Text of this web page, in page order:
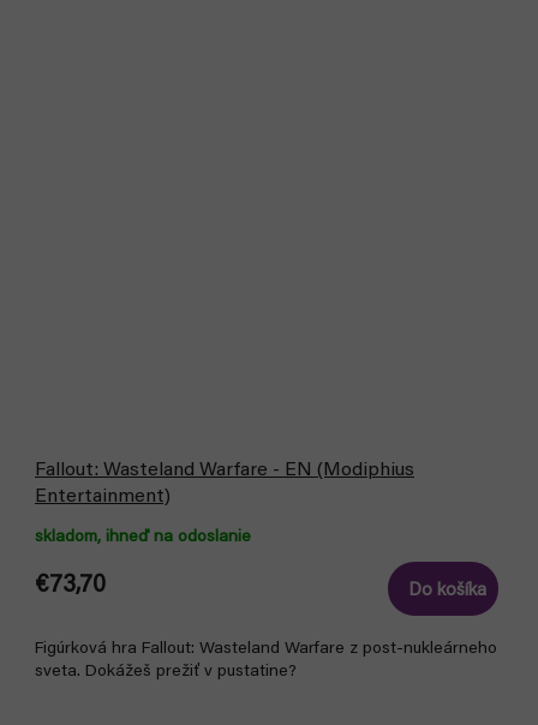
Fallout: Wasteland Warfare - EN (Modiphius
Entertainment)
skladom, ihneď na odoslanie
€73,70 Do košíka
Figúrková hra Fallout: Wasteland Warfare z post-nukleárneho
sveta. Dokážeš prežiť v pustatine?